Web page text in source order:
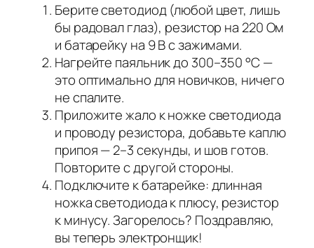
Берите светодиод (любой цвет, лишь
бы радовал глаз), резистор на 220 Ом
и батарейку на 9 В с зажимами.
Нагрейте паяльник до 300–350 °C —
это оптимально для новичков, ничего
не спалите.
Приложите жало к ножке светодиода
и проводу резистора, добавьте каплю
припоя — 2–3 секунды, и шов готов.
Повторите с другой стороны.
Подключите к батарейке: длинная
ножка светодиода к плюсу, резистор
к минусу. Загорелось? Поздравляю,
вы теперь электронщик!